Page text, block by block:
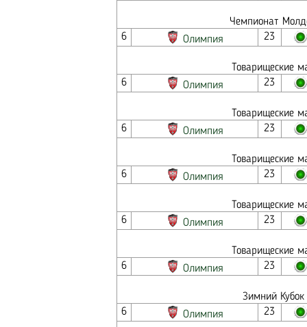
Чемпионат
6
Олимпия 23
Товарищеские
6
Олимпия 23
Товарищеские
6
Олимпия 23
Товарищеские
6
Олимпия 23
Товарищеские
6
Олимпия 23
Товарищеские
6
Олимпия 23
Зимний
6
Олимпия 23